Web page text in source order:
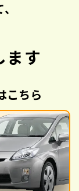
ます
こちら